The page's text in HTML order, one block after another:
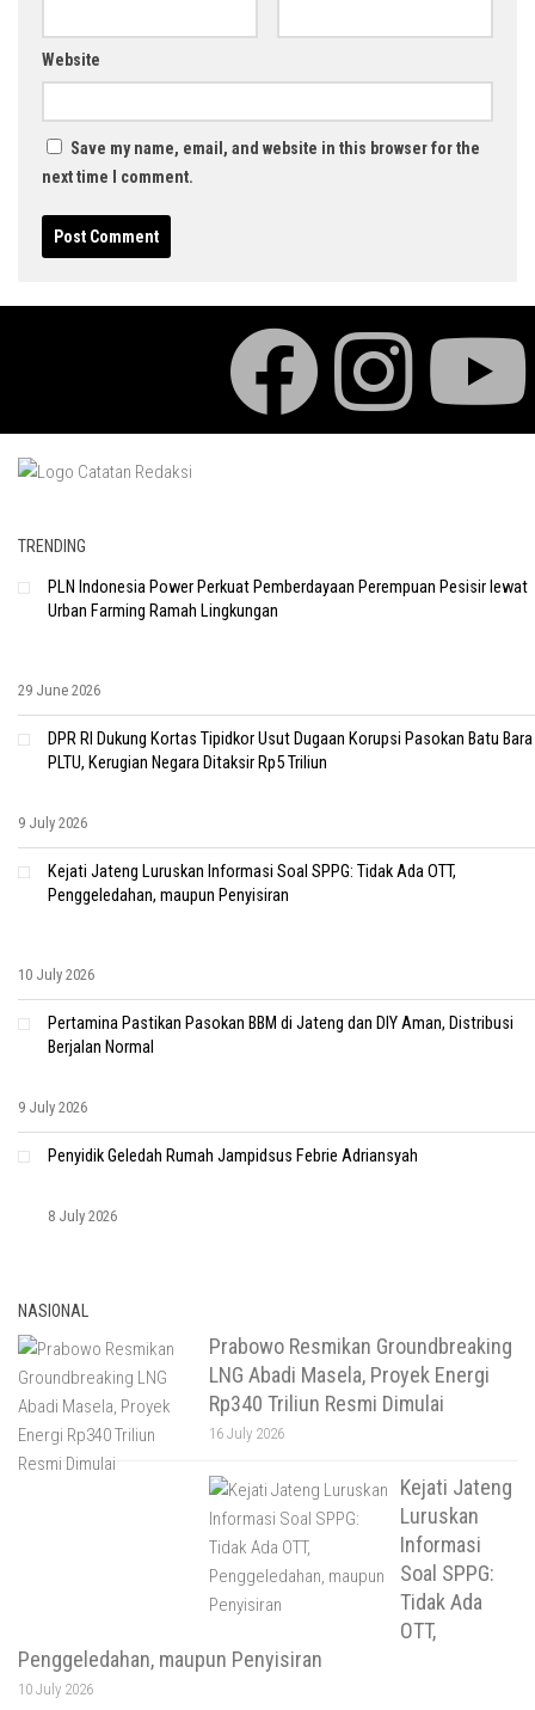
Website
Save my name, email, and website in this browser for the
next time I comment.
TRENDING
PLN Indonesia Power Perkuat Pemberdayaan Perempuan Pesisir lewat
Urban Farming Ramah Lingkungan
29 June 2026
DPR RI Dukung Kortas Tipidkor Usut Dugaan Korupsi Pasokan Batu Bara
PLTU, Kerugian Negara Ditaksir Rp5 Triliun
9 July 2026
Kejati Jateng Luruskan Informasi Soal SPPG: Tidak Ada OTT,
Penggeledahan, maupun Penyisiran
10 July 2026
Pertamina Pastikan Pasokan BBM di Jateng dan DIY Aman, Distribusi
Berjalan Normal
9 July 2026
Penyidik Geledah Rumah Jampidsus Febrie Adriansyah
8 July 2026
NASIONAL
Prabowo Resmikan Groundbreaking
LNG Abadi Masela, Proyek Energi
Rp340 Triliun Resmi Dimulai
16 July 2026
Kejati Jateng
Luruskan
Informasi
Soal SPPG:
Tidak Ada
OTT,
Penggeledahan, maupun Penyisiran
10 July 2026